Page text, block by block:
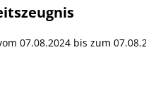
07.08.2024 bis zum